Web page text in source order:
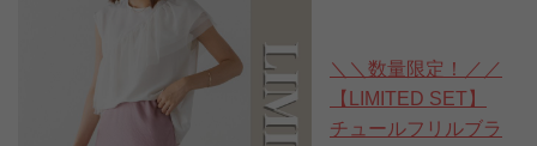
＼＼数量限定！／／
【LIMITED SET】
チュールフリルブラ